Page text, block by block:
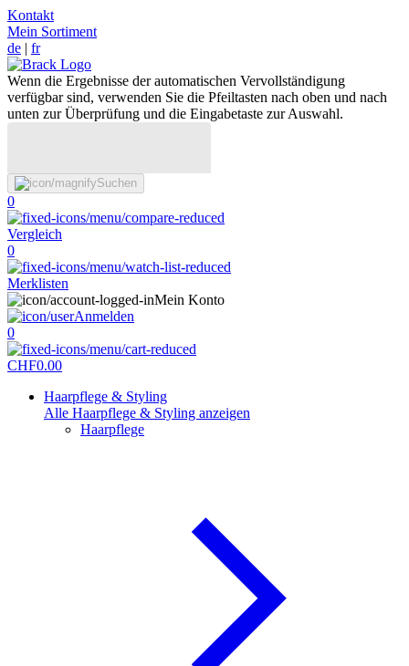
Kontakt
Mein Sortiment
de | fr
Wenn die Ergebnisse der automatischen Vervollständigung
verfügbar sind, verwenden Sie die Pfeiltasten nach oben und nach
unten zur Überprüfung und die Eingabetaste zur Auswahl.
Suchen
0
Vergleich
0
Merklisten
Mein Konto
Anmelden
0
CHF0.00
Haarpflege & Styling
Alle Haarpflege & Styling anzeigen
Haarpflege